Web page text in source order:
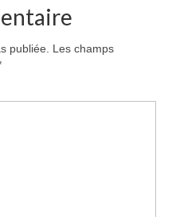
publiée.
Les champs